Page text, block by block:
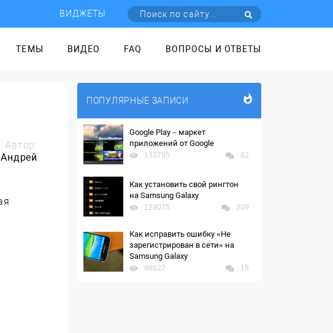
ВИДЖЕТЫ
ТЕМЫ ВИДЕО FAQ ВОПРОСЫ И ОТВЕТЫ
Автор:
Андрей
ПОПУЛЯРНЫЕ ЗАПИСИ
Google Play – маркет
приложений от Google
133795 82
Как установить свой рингтон
на Samsung Galaxy
129075 209
Как исправить ошибку «Не
зарегистрирован в сети» на
Samsung Galaxy
98827 15